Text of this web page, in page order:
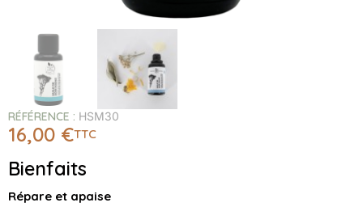
RÉFÉRENCE HSM30
16,00 €TTC
Bienfaits
Répare et apaise